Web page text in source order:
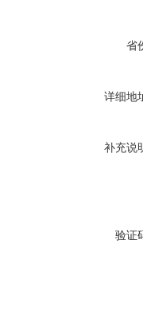
省
详细地
补充说
验证